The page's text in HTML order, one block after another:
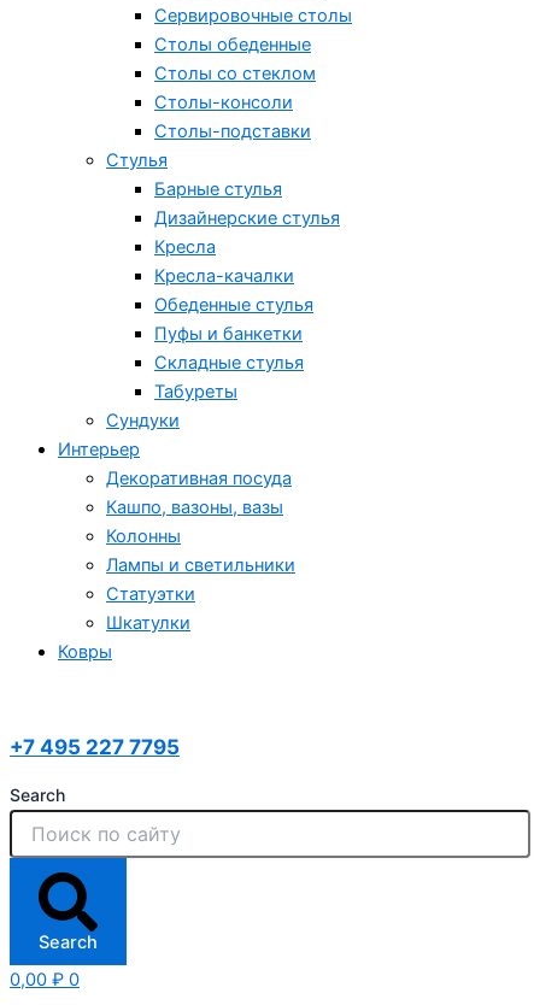
Сервировочные столы
Столы обеденные
Столы со стеклом
Столы-консоли
Столы-подставки
Стулья
Барные стулья
Дизайнерские стулья
Кресла
Кресла-качалки
Обеденные стулья
Пуфы и банкетки
Складные стулья
Табуреты
Сундуки
Интерьер
Декоративная посуда
Кашпо, вазоны, вазы
Колонны
Лампы и светильники
Статуэтки
Шкатулки
Ковры
+7 495 227 7795
Search
Search
0,00 ₽ 0